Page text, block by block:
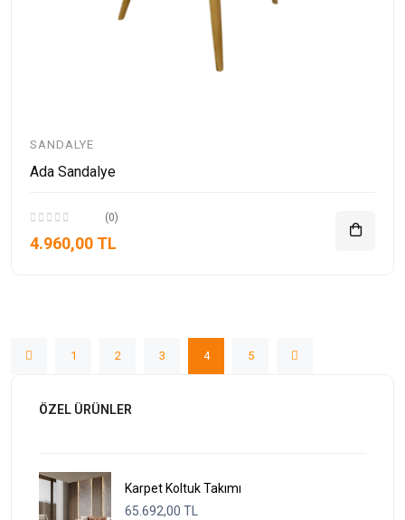
SANDALYE
Ada Sandalye
(0)
4.960,00 TL
1 2 3 4 5
ÖZEL ÜRÜNLER
Karpet Koltuk Takımı
65.692,00 TL